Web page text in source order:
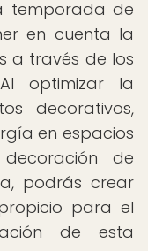
temporada de
en cuenta la
a través de los
optimizar la
decorativos,
en espacios
de
podrás crear
para el
de esta